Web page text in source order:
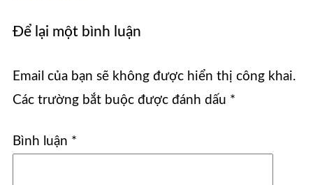
Để lại một bình luận
Email của bạn sẽ không được hiển thị công khai.
Các trường bắt buộc được đánh dấu *
Bình luận *